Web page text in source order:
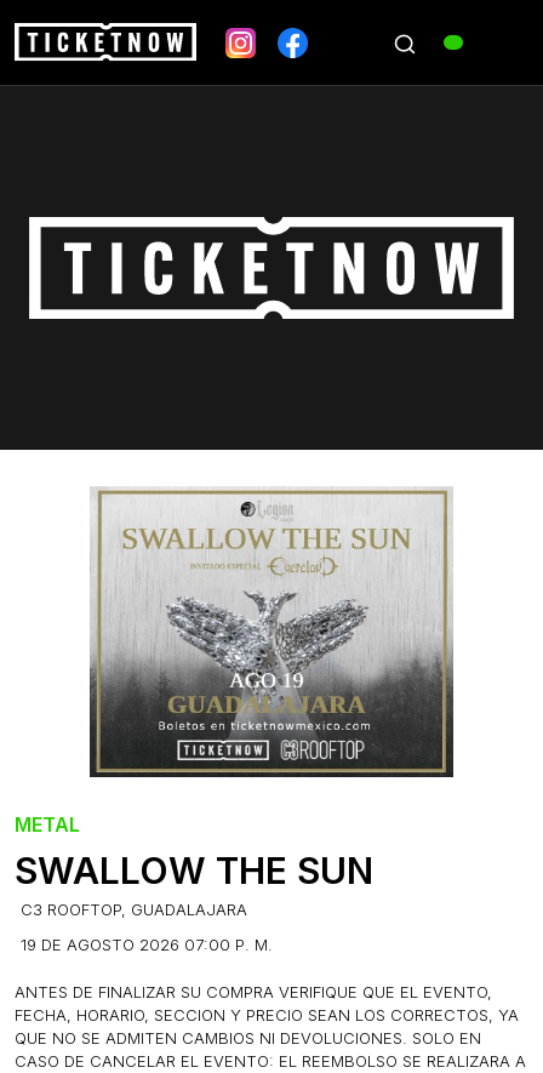
METAL
SWALLOW THE SUN
C3 ROOFTOP, GUADALAJARA
19 DE AGOSTO 2026 07:00 P. M.
ANTES DE FINALIZAR SU COMPRA VERIFIQUE QUE EL EVENTO,
FECHA, HORARIO, SECCION Y PRECIO SEAN LOS CORRECTOS, YA
QUE NO SE ADMITEN CAMBIOS NI DEVOLUCIONES. SOLO EN
CASO DE CANCELAR EL EVENTO: EL REEMBOLSO SE REALIZARA A